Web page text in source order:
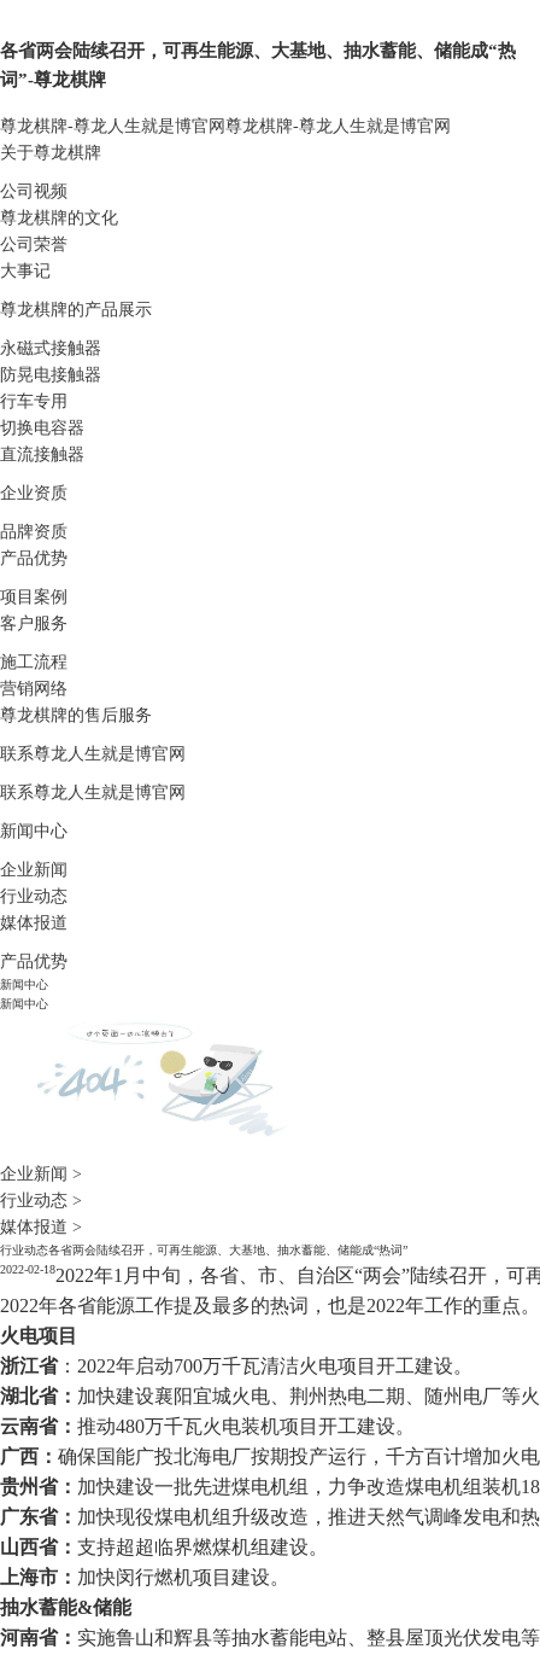
各省两会陆续召开，可再生能源、大基地、抽水蓄能、储能成“热
词”-尊龙棋牌
尊龙棋牌-尊龙人生就是博官网 尊龙棋牌-尊龙人生就是博官网
关于尊龙棋牌
公司视频
尊龙棋牌的文化
公司荣誉
大事记
尊龙棋牌的产品展示
永磁式接触器
防晃电接触器
行车专用
切换电容器
直流接触器
企业资质
品牌资质
产品优势
项目案例
客户服务
施工流程
营销网络
尊龙棋牌的售后服务
联系尊龙人生就是博官网
联系尊龙人生就是博官网
新闻中心
企业新闻
行业动态
媒体报道
产品优势
新闻中心
新闻中心
企业新闻 >
行业动态 >
媒体报道 >
行业动态各省两会陆续召开，可再生能源、大基地、抽水蓄能、储能成“热词”
2022-02-182022年1月中旬，各省、市、自治区“两会”陆续召开，
2022年各省能源工作提及最多的热词，也是2022年工作的重点。
火电项目
浙江省：2022年启动700万千瓦清洁火电项目开工建设。
湖北省： 加快建设襄阳宜城火电、荆州热电二期、随州电厂等
云南省： 推动480万千瓦火电装机项目开工建设。
广西： 确保国能广投北海电厂按期投产运行，千方百计增加火
贵州省： 加快建设一批先进煤电机组，力争改造煤电机组装机
广东省： 加快现役煤电机组升级改造，推进天然气调峰发电和
山西省： 支持超超临界燃煤机组建设。
上海市： 加快闵行燃机项目建设。
抽水蓄能&储能
河南省： 实施鲁山和辉县等抽水蓄能电站、整县屋顶光伏发电